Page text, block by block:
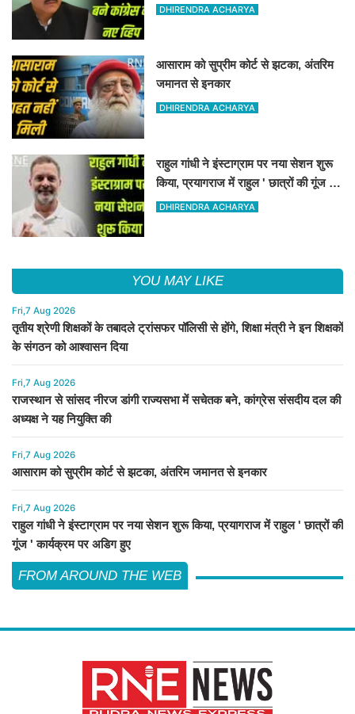
ने यह नियुक्ति की
DHIRENDRA ACHARYA
आसाराम को सुप्रीम कोर्ट से झटका, अंतरिम
जमानत से इनकार
DHIRENDRA ACHARYA
राहुल गांधी ने इंस्टाग्राम पर नया सेशन शुरू
किया, प्रयागराज में राहुल ' छात्रों की गूंज '
कार्यक्रम पर अडिग हुए
DHIRENDRA ACHARYA
YOU MAY LIKE
Fri,7 Aug 2026
तृतीय श्रेणी शिक्षकों के तबादले ट्रांसफर पॉलिसी से होंगे, शिक्षा मंत्री ने इन शिक्षकों
के संगठन को आश्वासन दिया
Fri,7 Aug 2026
राजस्थान से सांसद नीरज डांगी राज्यसभा में सचेतक बने, कांग्रेस संसदीय दल की
अध्यक्ष ने यह नियुक्ति की
Fri,7 Aug 2026
आसाराम को सुप्रीम कोर्ट से झटका, अंतरिम जमानत से इनकार
Fri,7 Aug 2026
राहुल गांधी ने इंस्टाग्राम पर नया सेशन शुरू किया, प्रयागराज में राहुल ' छात्रों की
गूंज ' कार्यक्रम पर अडिग हुए
FROM AROUND THE WEB